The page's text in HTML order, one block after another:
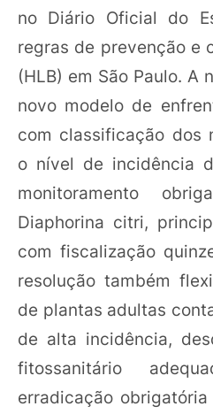
no Diário Oficial do
regras de prevenção e
(HLB) em São Paulo. A
novo modelo de
com classificação dos
o nível de incidência
monitoramento
Diaphorina citri,
com fiscalização
resolução também
de plantas adultas
de alta incidência,
fitossanitário
erradicação